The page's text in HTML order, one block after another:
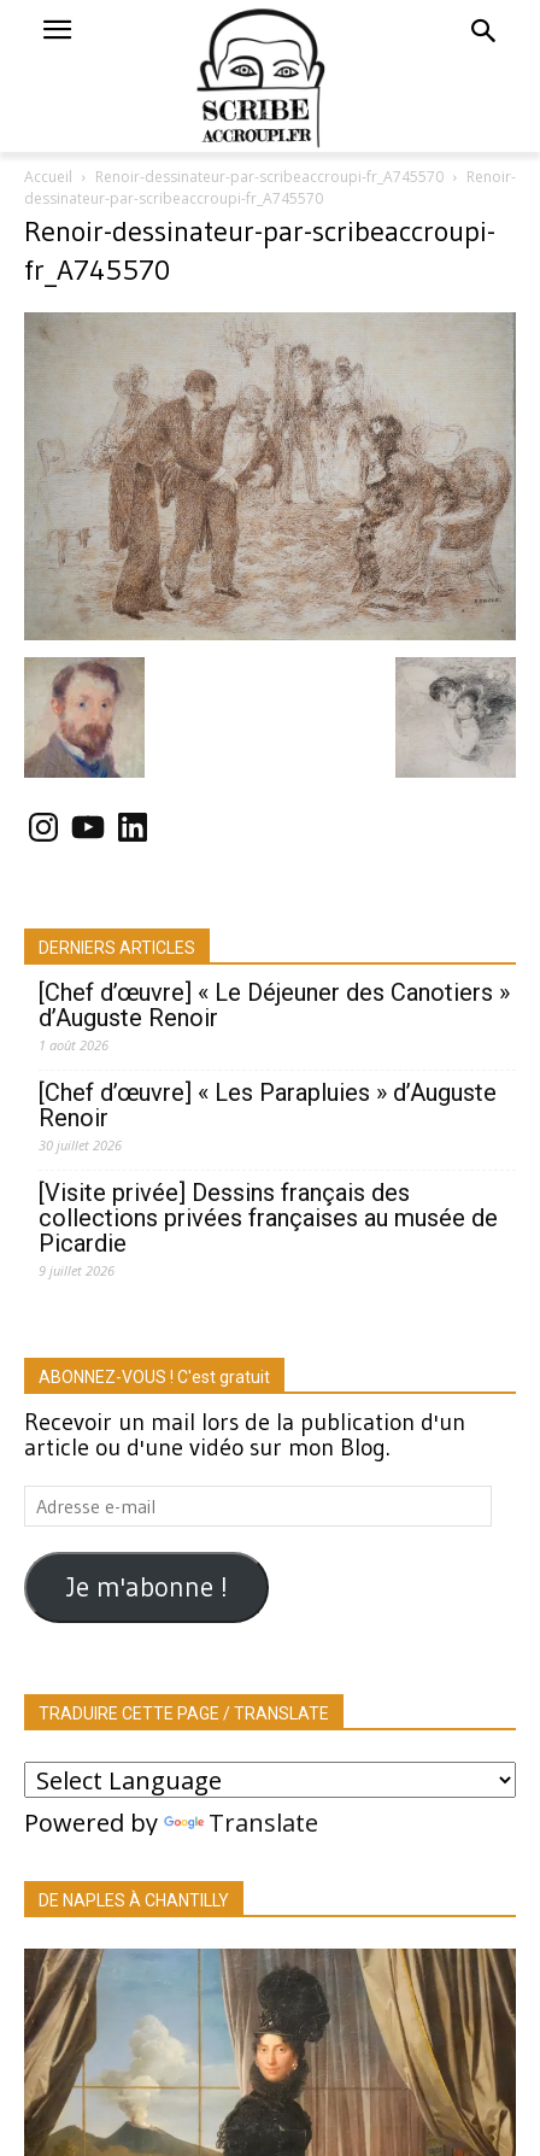
Accueil Renoir-dessinateur-par-scribeaccroupi-fr_A745570
Renoir-
dessinateur-par-scribeaccroupi-fr_A745570
Renoir-dessinateur-par-scribeaccroupi-
fr_A745570
Instagram
YouTubeLinkedIn
DERNIERS ARTICLES
[Chef d’œuvre] « Le Déjeuner des Canotiers »
d’Auguste Renoir
1 août 2026
[Chef d’œuvre] « Les Parapluies » d’Auguste
Renoir
30 juillet 2026
[Visite privée] Dessins français des
collections privées françaises au musée de
Picardie
9 juillet 2026
ABONNEZ-VOUS ! C'est gratuit
Recevoir un mail lors de la publication d'un
article ou d'une vidéo sur mon Blog.
Adresse
e-
mail
Je m'abonne !
TRADUIRE CETTE PAGE / TRANSLATE
Powered by Translate
DE NAPLES À CHANTILLY